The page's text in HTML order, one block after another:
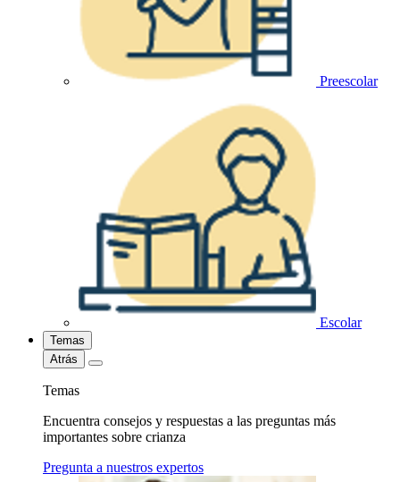
Preescolar
Escolar
Temas
Atrás
Temas
Encuentra consejos y respuestas a las preguntas más
importantes sobre crianza
Pregunta a nuestros expertos